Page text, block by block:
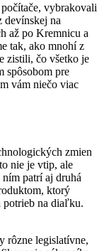
vybrakovali
devínskej na
až po Kremnicu a
tak, ako mnohí z
zistili, čo všetko je
spôsobom pre
vám niečo viac
zmien
nie je vtip, ale
patrí aj druhá
ktorý
na diaľku.
rôzne legislatívne,